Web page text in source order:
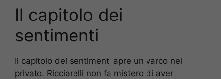
Il capitolo dei
sentimenti
Il capitolo dei sentimenti apre un varco nel
privato. Ricciarelli non fa mistero di aver